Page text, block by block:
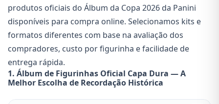
produtos oficiais do Álbum da Copa 2026 da Panini
disponíveis para compra online. Selecionamos kits e
formatos diferentes com base na avaliação dos
compradores, custo por figurinha e facilidade de
entrega rápida.
1. Álbum de Figurinhas Oficial Capa Dura — A
Melhor Escolha de Recordação Histórica